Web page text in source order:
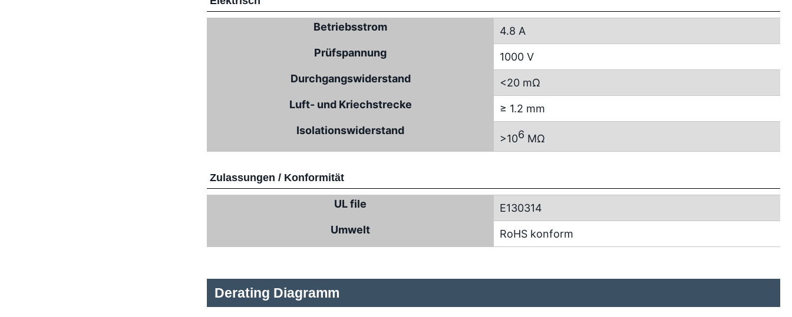
Betriebsstrom
4.8 A
Prüfspannung
1000 V
Durchgangswiderstand
<20 mΩ
Luft- und Kriechstrecke
≥ 1.2 mm
Isolationswiderstand
>106 MΩ
Zulassungen / Konformität
UL file
E130314
Umwelt
RoHS konform
Derating Diagramm